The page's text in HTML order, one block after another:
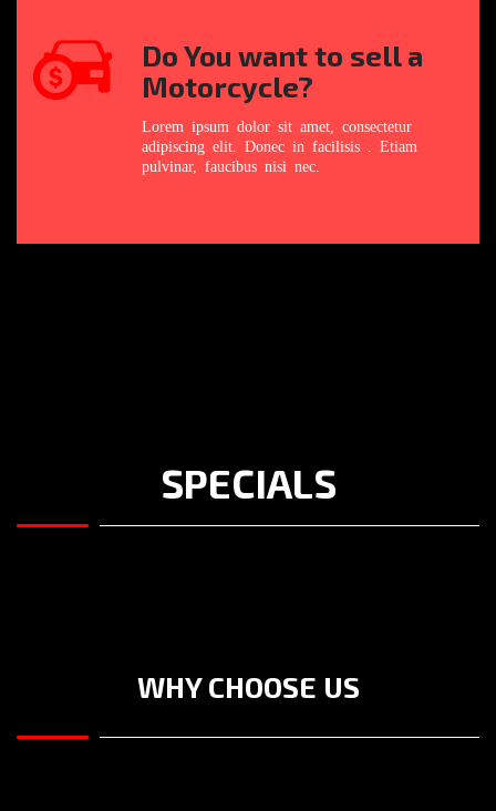
Do You want to sell a
Motorcycle?
Lorem ipsum dolor sit amet, consectetur
adipiscing elit. Donec in facilisis . Etiam
pulvinar, faucibus nisi nec.
SPECIALS
WHY CHOOSE US